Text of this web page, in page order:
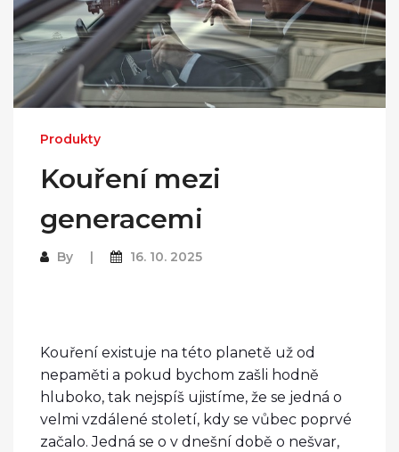
Produkty
Kouření mezi
generacemi
By 16. 10. 2025
Kouření existuje na této planetě už od
nepaměti a pokud bychom zašli hodně
hluboko, tak nejspíš ujistíme, že se jedná o
velmi vzdálené století, kdy se vůbec poprvé
začalo. Jedná se o v dnešní době o nešvar,